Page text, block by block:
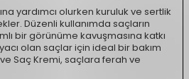
yardımcı olurken kuruluk ve sertlik
Düzenli kullanımda saçların
bir görünüme kavuşmasına katkı
olan saçlar için ideal bir bakım
Saç Kremi, saçlara ferah ve